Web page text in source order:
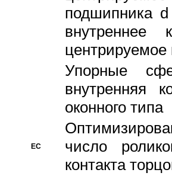
подшипника
центрируемое
Упорные
внутренняя
оконного типа
EC
число
контакта